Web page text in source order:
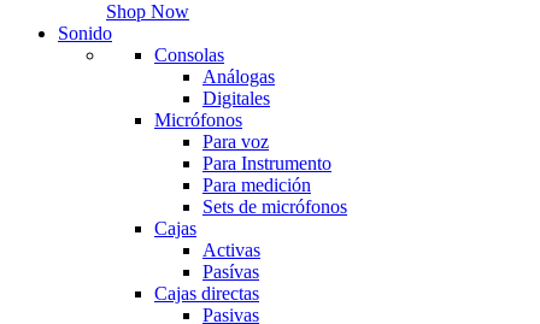
Shop Now
Sonido
Consolas
Análogas
Digitales
Micrófonos
Para voz
Para Instrumento
Para medición
Sets de micrófonos
Cajas
Activas
Pasívas
Cajas directas
Pasivas